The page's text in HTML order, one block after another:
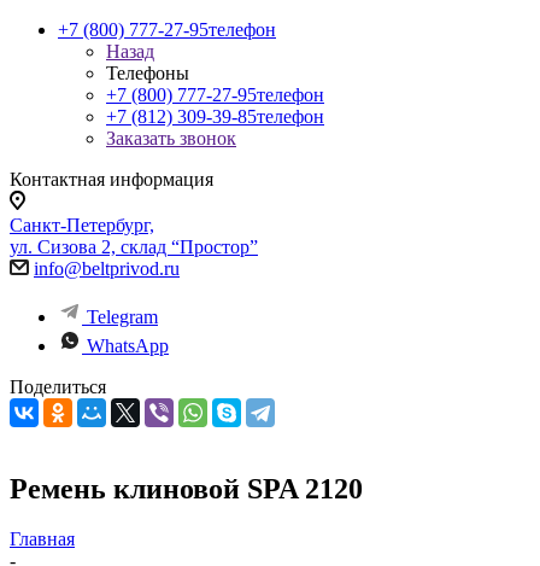
+7 (800) 777-27-95телефон
Назад
Телефоны
+7 (800) 777-27-95телефон
+7 (812) 309-39-85телефон
Заказать звонок
Контактная информация
Санкт-Петербург,
ул. Сизова 2, склад “Простор”
info@beltprivod.ru
Telegram
WhatsApp
Поделиться
Ремень клиновой SPA 2120
Главная
-